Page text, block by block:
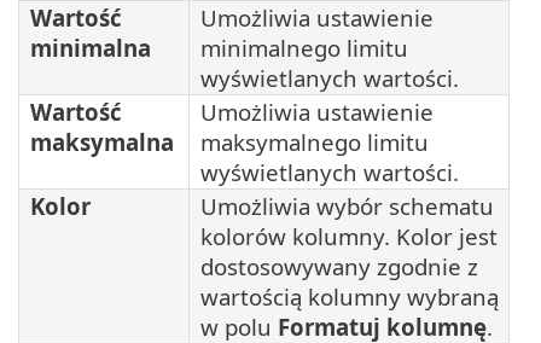
Wartość
minimalna
Umożliwia ustawienie
minimalnego limitu
wyświetlanych wartości.
Wartość
maksymalna
Umożliwia ustawienie
maksymalnego limitu
wyświetlanych wartości.
Kolor
Umożliwia wybór schematu
kolorów kolumny. Kolor jest
dostosowywany zgodnie z
wartością kolumny wybraną
w polu Formatuj kolumnę.